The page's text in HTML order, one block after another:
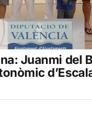
Juanmi del